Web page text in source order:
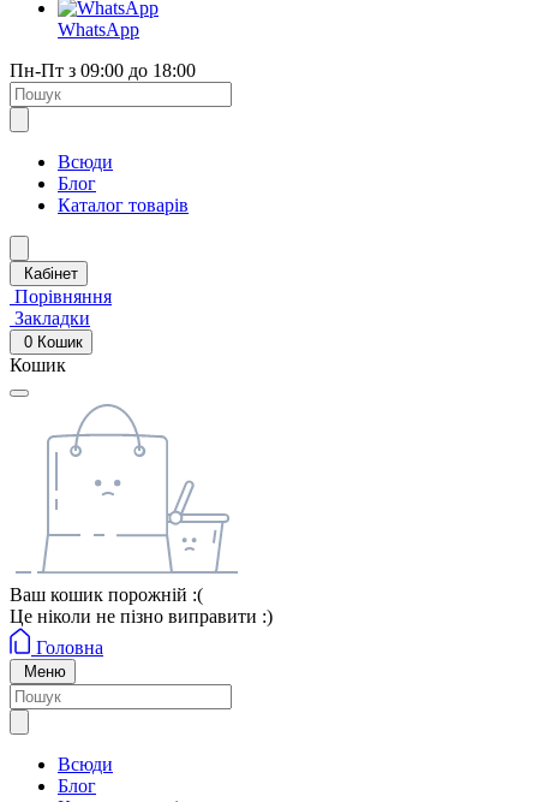
WhatsApp
Пн-Пт з 09:00 до 18:00
Всюди
Блог
Каталог товарів
Кабінет
Порівняння
Закладки
0 Кошик
Кошик
Ваш кошик порожній :(
Це ніколи не пізно виправити :)
Головна
Меню
Всюди
Блог